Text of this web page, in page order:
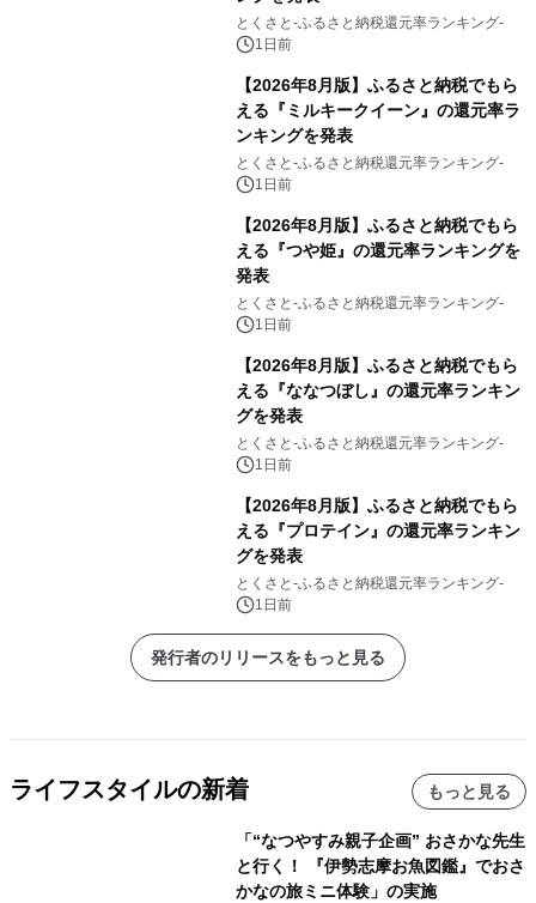
とくさと-ふるさと納税還元率ランキング-
1日前
【2026年8月版】ふるさと納税でもら
える『ミルキークイーン』の還元率ラ
ンキングを発表
とくさと-ふるさと納税還元率ランキング-
1日前
【2026年8月版】ふるさと納税でもら
える『つや姫』の還元率ランキングを
発表
とくさと-ふるさと納税還元率ランキング-
1日前
【2026年8月版】ふるさと納税でもら
える『ななつぼし』の還元率ランキン
グを発表
とくさと-ふるさと納税還元率ランキング-
1日前
【2026年8月版】ふるさと納税でもら
える『プロテイン』の還元率ランキン
グを発表
とくさと-ふるさと納税還元率ランキング-
1日前
発行者のリリースをもっと見る
ライフスタイルの新着 もっと見る
「“なつやすみ親子企画” おさかな先生
と行く！ 『伊勢志摩お魚図鑑』でおさ
かなの旅ミニ体験」の実施